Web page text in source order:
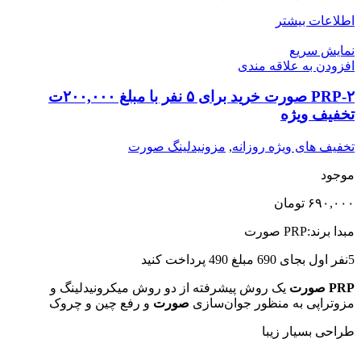
اطلاعات بیشتر
نمایش سریع
افزودن به علاقه مندی
۲-PRP صورت خرید برای ۵ نفر با مبلغ ۲۰۰,۰۰۰ت
تخفیف ویژه
تخفیف های ویژه روزانه, مزونیدلینگ صورت
موجود
۶۹۰,۰۰۰ تومان
مبدا برند:PRP صورت
5نفر اول بجای 690 مبلغ 490 پرداخت کنید
PRP صورت
یک روش پیشرفته از دو روش میکرونیدلینگ و
مزوتراپی به منظور جوان‌سازی صورت و رفع چین و چروک
طراحی بسیار زیبا